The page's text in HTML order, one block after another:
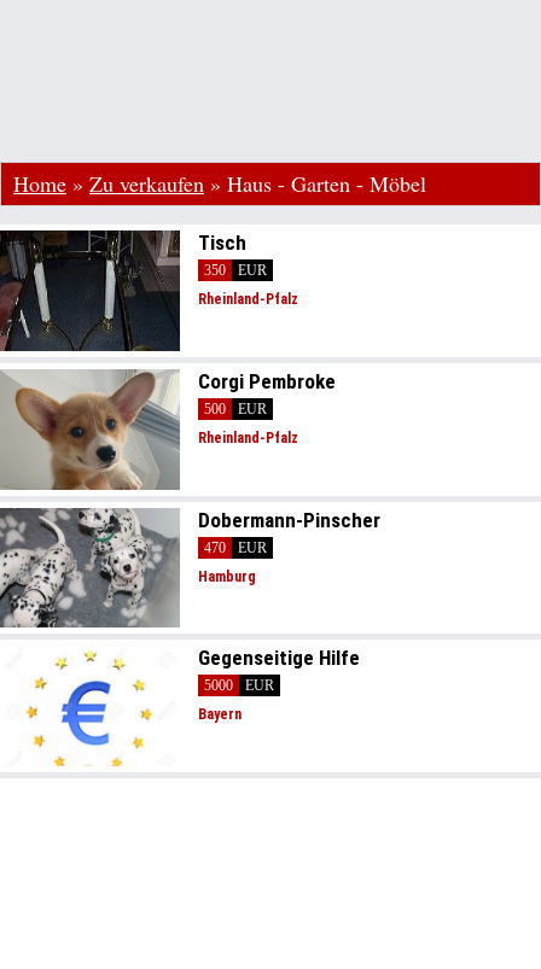
Home » Zu verkaufen » Haus - Garten - Möbel
Tisch
350
EUR
Rheinland-Pfalz
Corgi Pembroke
500
EUR
Rheinland-Pfalz
Dobermann-Pinscher
470
EUR
Hamburg
Gegenseitige Hilfe
5000
EUR
Bayern